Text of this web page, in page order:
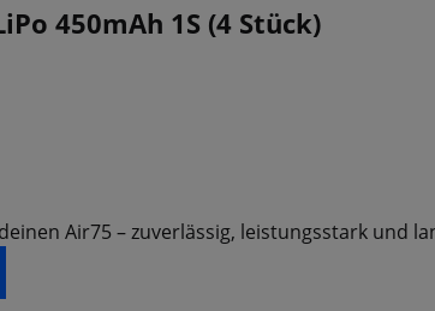
450mAh 1S (4 Stück)
Air75 – zuverlässig, leistungsstark und